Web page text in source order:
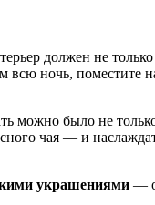
должен не только
всю ночь, поместите
можно было не
чая — и
украшениями —